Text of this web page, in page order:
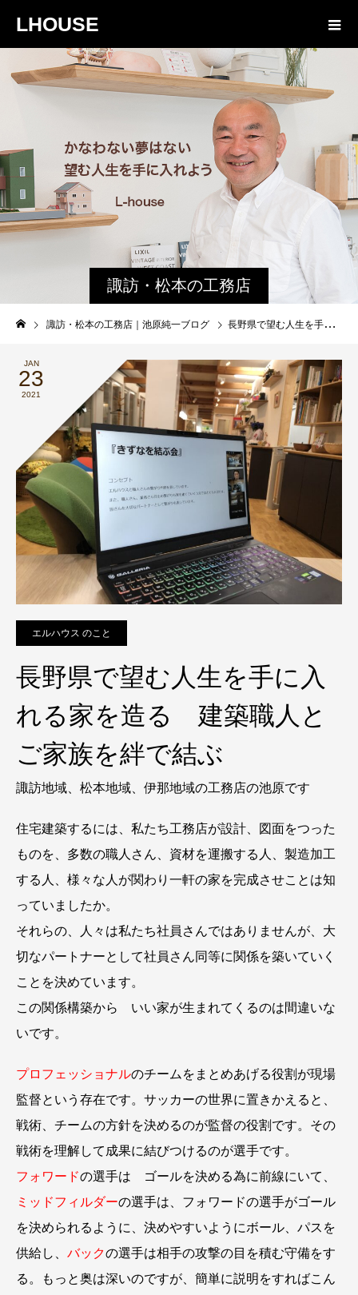
LHOUSE
諏訪・松本の工務店
の社長ブログ｜家族
物語８４３
諏訪・松本の工務店｜池原純一ブログ 長野県で望む人生を手に入れる家を造る 建築職人とご家族を絆で結ぶ
JAN
23
2021
エルハウス のこと
長野県で望む人生を手に入
れる家を造る 建築職人と
ご家族を絆で結ぶ
諏訪地域、松本地域、伊那地域の工務店の池原です
住宅建築するには、私たち工務店が設計、図面をつった
ものを、多数の職人さん、資材を運搬する人、製造加工
する人、様々な人が関わり一軒の家を完成させことは知
っていましたか。
それらの、人々は私たち社員さんではありませんが、大
切なパートナーとして社員さん同等に関係を築いていく
ことを決めています。
この関係構築から いい家が生まれてくるのは間違いな
いです。
プロフェッショナルのチームをまとめあげる役割が現場
監督という存在です。サッカーの世界に置きかえると、
戦術、チームの方針を決めるのが監督の役割です。その
戦術を理解して成果に結びつけるのが選手です。
フォワードの選手は ゴールを決める為に前線にいて、
ミッドフィルダーの選手は、フォワードの選手がゴール
を決められるように、決めやすいようにボール、パスを
供給し、 バックの選手は相手の攻撃の目を積む守備をす
る。もっと奥は深いのですが、簡単に説明をすればこん